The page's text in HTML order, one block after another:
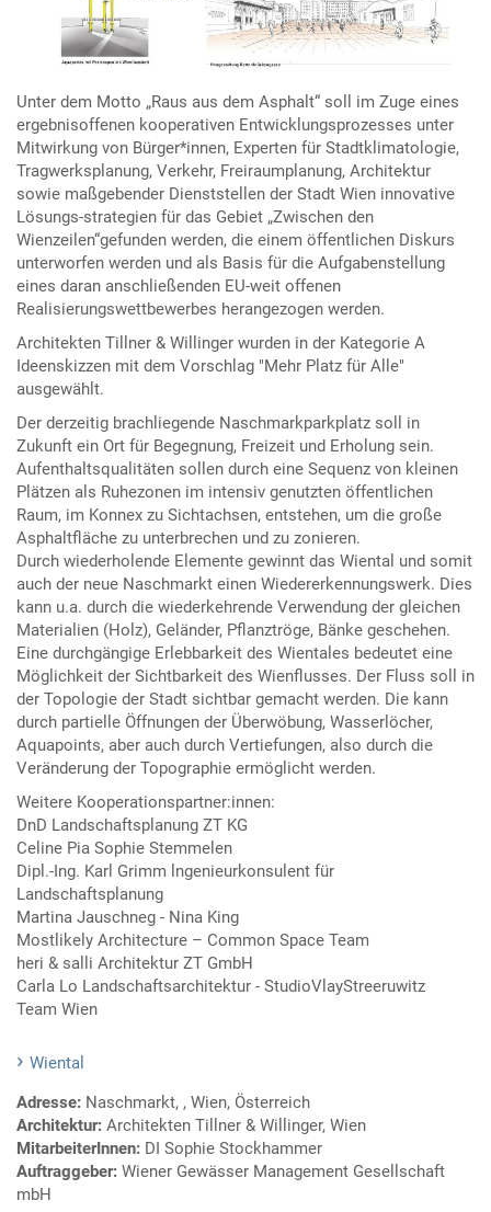
Unter dem Motto „Raus aus dem Asphalt“ soll im Zuge eines
ergebnisoffenen kooperativen Entwicklungsprozesses unter
Mitwirkung von Bürger*innen, Experten für Stadtklimatologie,
Tragwerksplanung, Verkehr, Freiraumplanung, Architektur
sowie maßgebender Dienststellen der Stadt Wien innovative
Lösungs-strategien für das Gebiet „Zwischen den
Wienzeilen“gefunden werden, die einem öffentlichen Diskurs
unterworfen werden und als Basis für die Aufgabenstellung
eines daran anschließenden EU-weit offenen
Realisierungswettbewerbes herangezogen werden.
Architekten Tillner & Willinger wurden in der Kategorie A
Ideenskizzen mit dem Vorschlag "Mehr Platz für Alle"
ausgewählt.
Der derzeitig brachliegende Naschmarkparkplatz soll in
Zukunft ein Ort für Begegnung, Freizeit und Erholung sein.
Aufenthaltsqualitäten sollen durch eine Sequenz von kleinen
Plätzen als Ruhezonen im intensiv genutzten öffentlichen
Raum, im Konnex zu Sichtachsen, entstehen, um die große
Asphaltfläche zu unterbrechen und zu zonieren.
Durch wiederholende Elemente gewinnt das Wiental und somit
auch der neue Naschmarkt einen Wiedererkennungswerk. Dies
kann u.a. durch die wiederkehrende Verwendung der gleichen
Materialien (Holz), Geländer, Pflanztröge, Bänke geschehen.
Eine durchgängige Erlebbarkeit des Wientales bedeutet eine
Möglichkeit der Sichtbarkeit des Wienflusses. Der Fluss soll in
der Topologie der Stadt sichtbar gemacht werden. Die kann
durch partielle Öffnungen der Überwöbung, Wasserlöcher,
Aquapoints, aber auch durch Vertiefungen, also durch die
Veränderung der Topographie ermöglicht werden.
Weitere Kooperationspartner:innen:
DnD Landschaftsplanung ZT KG
Celine Pia Sophie Stemmelen
Dipl.-Ing. Karl Grimm lngenieurkonsulent für
Landschaftsplanung
Martina Jauschneg - Nina King
Mostlikely Architecture – Common Space Team
heri & salli Architektur ZT GmbH
Carla Lo Landschaftsarchitektur - StudioVlayStreeruwitz
Team Wien
Wiental
Adresse: Naschmarkt, , Wien, Österreich
Architektur: Architekten Tillner & Willinger, Wien
MitarbeiterInnen: DI Sophie Stockhammer
Auftraggeber: Wiener Gewässer Management Gesellschaft
mbH